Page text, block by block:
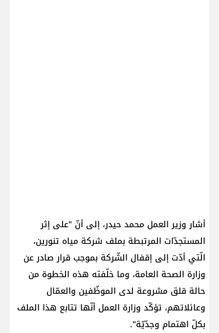
أشار وزير العمل ​محمد حيدر​، إلى أنّ "على إثر
المستجدّات المرتبطة بملف ​شركة مياه تنورين​،
الّتي أدّت إلى إقفال الشّركة بموجب قرار صادر عن ​
وزارة الصحة العامة​، وما خلّفته هذه الخطوة من
حالة قلق مشروعة لدى الموظّفين والعمّال
وعائلاتهم، تؤكّد ​وزارة العمل​ أنّها تتابع هذا الملف
بكلّ اهتمام وجدّيّة".